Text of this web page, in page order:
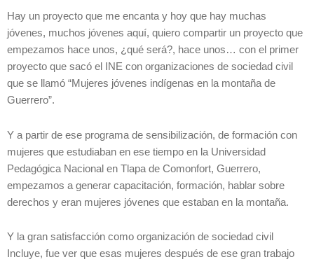
Hay un proyecto que me encanta y hoy que hay muchas
jóvenes, muchos jóvenes aquí, quiero compartir un proyecto que
empezamos hace unos, ¿qué será?, hace unos… con el primer
proyecto que sacó el INE con organizaciones de sociedad civil
que se llamó “Mujeres jóvenes indígenas en la montaña de
Guerrero”.
Y a partir de ese programa de sensibilización, de formación con
mujeres que estudiaban en ese tiempo en la Universidad
Pedagógica Nacional en Tlapa de Comonfort, Guerrero,
empezamos a generar capacitación, formación, hablar sobre
derechos y eran mujeres jóvenes que estaban en la montaña.
Y la gran satisfacción como organización de sociedad civil
Incluye, fue ver que esas mujeres después de ese gran trabajo